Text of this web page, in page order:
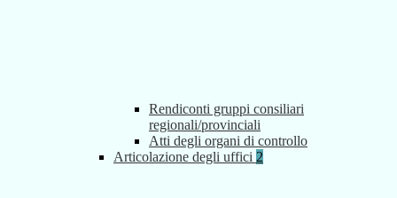
Rendiconti gruppi consiliari
regionali/provinciali
Atti degli organi di controllo
Articolazione degli uffici 2